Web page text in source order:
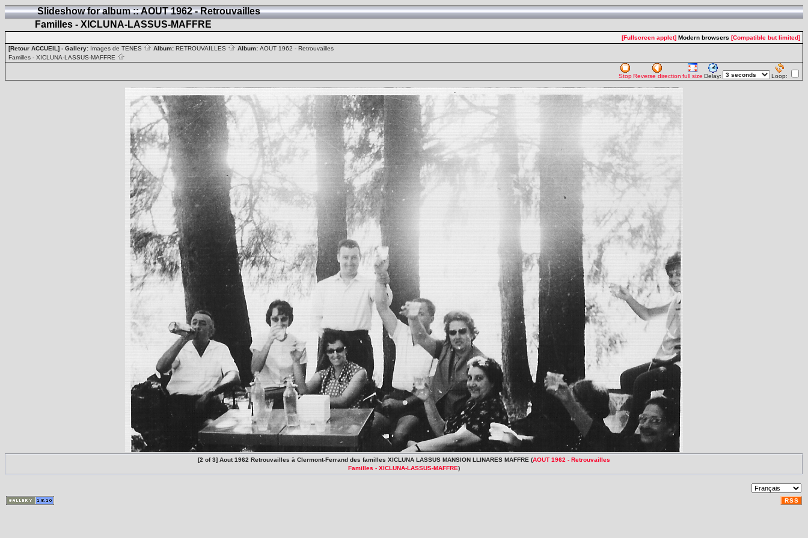
Slideshow for album :: AOUT 1962 - Retrouvailles
Familles - XICLUNA-LASSUS-MAFFRE
[Fullscreen applet] Modern browsers [Compatible but limited]
[Retour ACCUEIL] - Gallery: Images de TENES Album: RETROUVAILLES Album: AOUT 1962 - Retrouvailles
Familles - XICLUNA-LASSUS-MAFFRE
StopReverse direction full size Delay: Loop:
[2 of 3] Aout 1962 Retrouvailles à Clermont-Ferrand des familles XICLUNA LASSUS MANSION LLINARES MAFFRE (AOUT 1962 - Retrouvailles
Familles - XICLUNA-LASSUS-MAFFRE)
RSS